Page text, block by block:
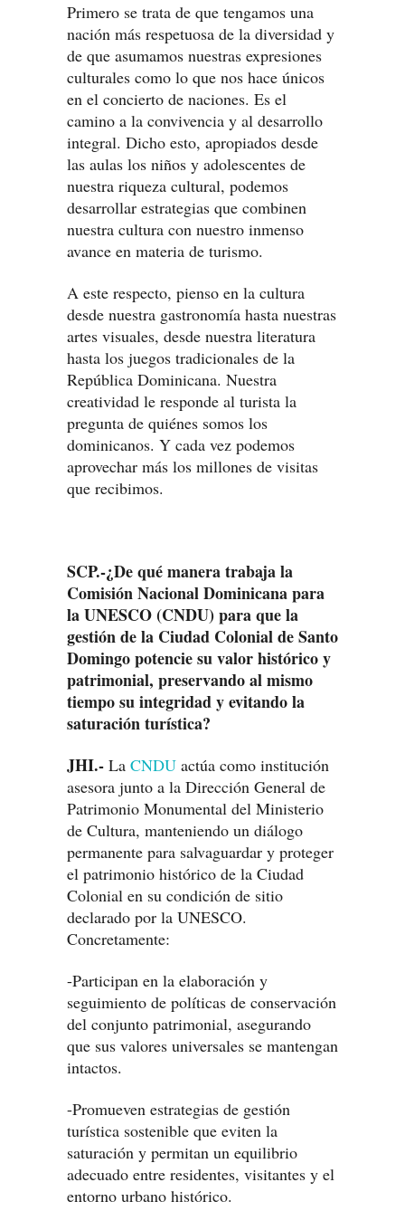
Primero se trata de que tengamos una
nación más respetuosa de la diversidad y
de que asumamos nuestras expresiones
culturales como lo que nos hace únicos
en el concierto de naciones. Es el
camino a la convivencia y al desarrollo
integral. Dicho esto, apropiados desde
las aulas los niños y adolescentes de
nuestra riqueza cultural, podemos
desarrollar estrategias que combinen
nuestra cultura con nuestro inmenso
avance en materia de turismo.
A este respecto, pienso en la cultura
desde nuestra gastronomía hasta nuestras
artes visuales, desde nuestra literatura
hasta los juegos tradicionales de la
República Dominicana. Nuestra
creatividad le responde al turista la
pregunta de quiénes somos los
dominicanos. Y cada vez podemos
aprovechar más los millones de visitas
que recibimos.
SCP.-¿De qué manera trabaja la
Comisión Nacional Dominicana para
la UNESCO (CNDU) para que la
gestión de la Ciudad Colonial de Santo
Domingo potencie su valor histórico y
patrimonial, preservando al mismo
tiempo su integridad y evitando la
saturación turística?
JHI.- La CNDU actúa como institución
asesora junto a la Dirección General de
Patrimonio Monumental del Ministerio
de Cultura, manteniendo un diálogo
permanente para salvaguardar y proteger
el patrimonio histórico de la Ciudad
Colonial en su condición de sitio
declarado por la UNESCO.
Concretamente:
-Participan en la elaboración y
seguimiento de políticas de conservación
del conjunto patrimonial, asegurando
que sus valores universales se mantengan
intactos.
-Promueven estrategias de gestión
turística sostenible que eviten la
saturación y permitan un equilibrio
adecuado entre residentes, visitantes y el
entorno urbano histórico.